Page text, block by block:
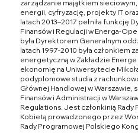
zarządzanie majątkiem
energii, cyfryzację, projekty IT
latach 2013–2017 pełniła funkcję
Finansów i Regulacji w Energa-
była Dyrektorem Generalnym
latach 1997-2010 była członkiem
energetyczną w Zakładzie
ekonomię na Uniwersytecie
podyplomowe studia z
Głównej Handlowej w Warszawie,
Finansów i Administracji w
Regulations. Jest członkinią
Kobietą prowadzonego przez
Rady Programowej Polskiego